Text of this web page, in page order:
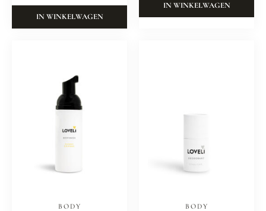
IN WINKELWAGEN
IN WINKELWAGEN
BODY BODY